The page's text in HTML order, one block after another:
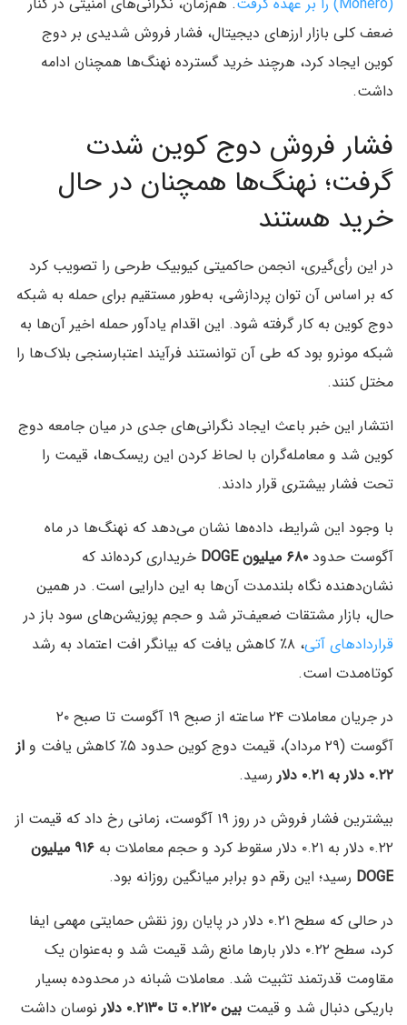
ضعف کلی بازار ارزهای دیجیتال، فشار فروش شدیدی بر دوج
کوین ایجاد کرد، هرچند خرید گسترده نهنگ‌ها همچنان ادامه
داشت.
فشار فروش دوج کوین شدت
گرفت؛ نهنگ‌ها همچنان در حال
خرید هستند
در این رأی‌گیری، انجمن حاکمیتی کیوبیک طرحی را تصویب کرد
که بر اساس آن توان پردازشی، به‌طور مستقیم برای حمله به شبکه
دوج کوین به کار گرفته شود. این اقدام یادآور حمله اخیر آن‌ها به
شبکه مونرو بود که طی آن توانستند فرآیند اعتبارسنجی بلاک‌ها را
مختل کنند.
انتشار این خبر باعث ایجاد نگرانی‌های جدی در میان جامعه دوج
کوین شد و معامله‌گران با لحاظ کردن این ریسک‌ها، قیمت را
تحت فشار بیشتری قرار دادند.
با وجود این شرایط، داده‌ها نشان می‌دهد که نهنگ‌ها در ماه
آگوست حدود ۶۸۰ میلیون DOGE
خریداری کرده‌اند که
نشان‌دهنده نگاه بلندمدت آن‌ها به این دارایی است. در همین
حال، بازار مشتقات ضعیف‌تر شد و حجم پوزیشن‌های سود باز در
قراردادهای آتی
، ۸٪ کاهش یافت که بیانگر افت اعتماد به رشد
کوتاه‌مدت است.
در جریان معاملات ۲۴ ساعته از صبح ۱۹ آگوست تا صبح ۲۰
آگوست (۲۹ مرداد)، قیمت دوج کوین حدود ۵٪ کاهش یافت و
از
۰.۲۲ دلار به ۰.۲۱ دلار
رسید.
بیشترین فشار فروش در روز ۱۹ آگوست، زمانی رخ داد که قیمت از
۰.۲۲ دلار به ۰.۲۱ دلار سقوط کرد و حجم معاملات به
۹۱۶ میلیون
DOGE رسید؛ این رقم دو برابر میانگین روزانه بود.
در حالی که سطح ۰.۲۱ دلار در پایان روز نقش حمایتی مهمی ایفا
کرد، سطح ۰.۲۲ دلار بارها مانع رشد قیمت شد و به‌عنوان یک
مقاومت قدرتمند تثبیت شد. معاملات شبانه در محدوده بسیار
باریکی دنبال شد و قیمت بین ۰.۲۱۲۰ تا ۰.۲۱۳۰ دلار
نوسان داشت